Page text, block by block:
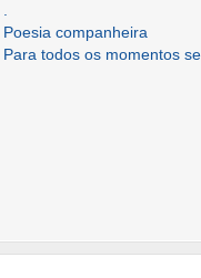
Poesia companheira
Para todos os momentos